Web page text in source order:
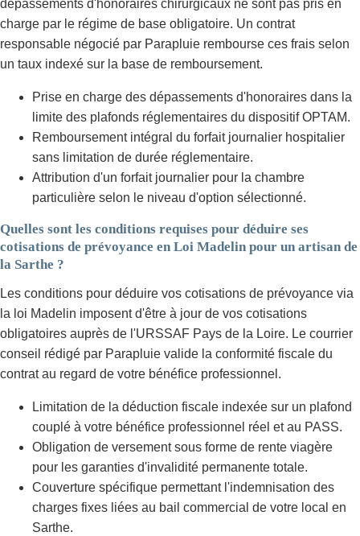
dépassements d'honoraires chirurgicaux ne sont pas pris en
charge par le régime de base obligatoire. Un contrat
responsable négocié par Parapluie rembourse ces frais selon
un taux indexé sur la base de remboursement.
Prise en charge des dépassements d'honoraires dans la
limite des plafonds réglementaires du dispositif OPTAM.
Remboursement intégral du forfait journalier hospitalier
sans limitation de durée réglementaire.
Attribution d'un forfait journalier pour la chambre
particulière selon le niveau d'option sélectionné.
Quelles sont les conditions requises pour déduire ses
cotisations de prévoyance en Loi Madelin pour un artisan de
la Sarthe ?
Les conditions pour déduire vos cotisations de prévoyance via
la loi Madelin imposent d'être à jour de vos cotisations
obligatoires auprès de l'URSSAF Pays de la Loire. Le courrier
conseil rédigé par Parapluie valide la conformité fiscale du
contrat au regard de votre bénéfice professionnel.
Limitation de la déduction fiscale indexée sur un plafond
couplé à votre bénéfice professionnel réel et au PASS.
Obligation de versement sous forme de rente viagère
pour les garanties d'invalidité permanente totale.
Couverture spécifique permettant l'indemnisation des
charges fixes liées au bail commercial de votre local en
Sarthe.